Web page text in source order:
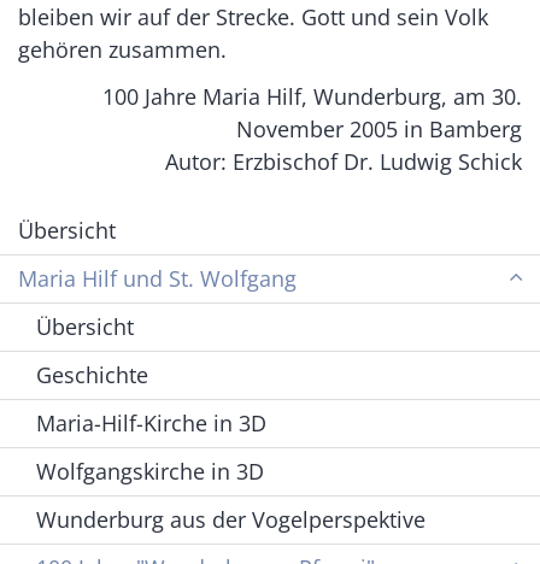
bleiben wir auf der Strecke. Gott und sein Volk
gehören zusammen.
100 Jahre Maria Hilf, Wunderburg, am 30.
November 2005 in Bamberg
Autor: Erzbischof Dr. Ludwig Schick
Übersicht
Maria Hilf und St. Wolfgang
Übersicht
Geschichte
Maria-Hilf-Kirche in 3D
Wolfgangskirche in 3D
Wunderburg aus der Vogelperspektive